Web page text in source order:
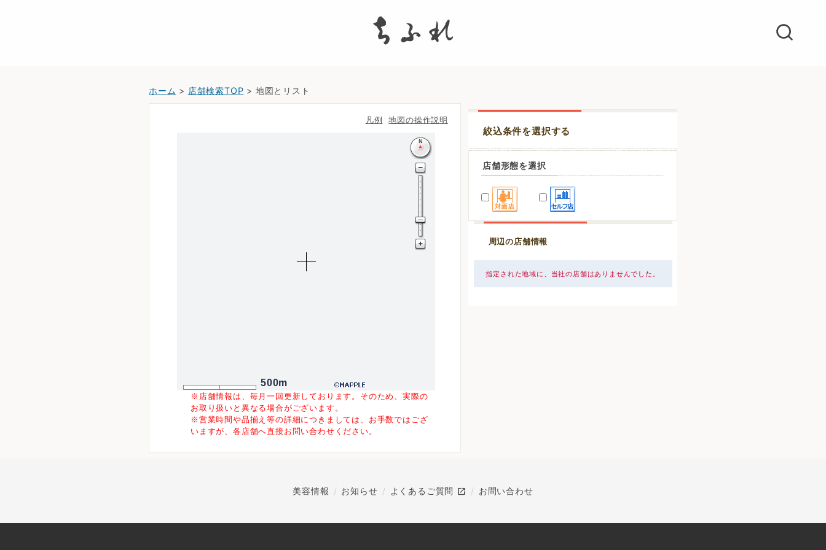
ホーム > 店舗検索TOP > 地図とリスト
凡例 地図の操作説明
500m
※店舗情報は、毎月一回更新しております。そのため、実際の
お取り扱いと異なる場合がございます。
※営業時間や品揃え等の詳細につきましては、お手数ではござ
いますが、各店舗へ直接お問い合わせください。
絞込条件を選択する
店舗形態を選択
周辺の店舗情報
指定された地域に、当社の店舗はありませんでした。
美容情報 お知らせ よくあるご質問 open_in_new お問い合わせ